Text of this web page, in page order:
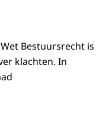
Bestuursrecht is
klachten. In